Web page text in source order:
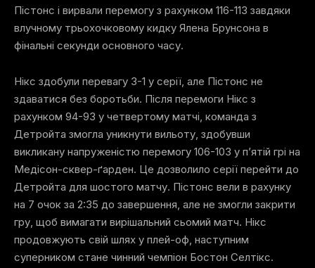
Пістонс і вирвали перемогу з рахунком 116-113 завдяки
влучному трьохочковому кидку Ялена Брунсона в
фінальні секунди основного часу.
Нікс здобули перевагу 3-1 у серії, але Пістонс не
здаватися без боротьби. Після перемоги Нікс з
рахунком 94-93 у четвертому матчі, команда з
Детройта змогла уникнути вильоту, здобувши
викликану напруженістю перемогу 106-103 у п’ятій грі на
Медісон-сквер-ґарден. Це дозволило серії перейти до
Детройта для шостого матчу. Пістонс вели в рахунку
на 7 очок за 2:35 до завершення, але не змогли закрити
гру, щоб вимагати вирішальний сьомий матч. Нікс
продовжують свій шлях у плей-оф, наступним
суперником стане чинний чемпіон Бостон Селтікс.